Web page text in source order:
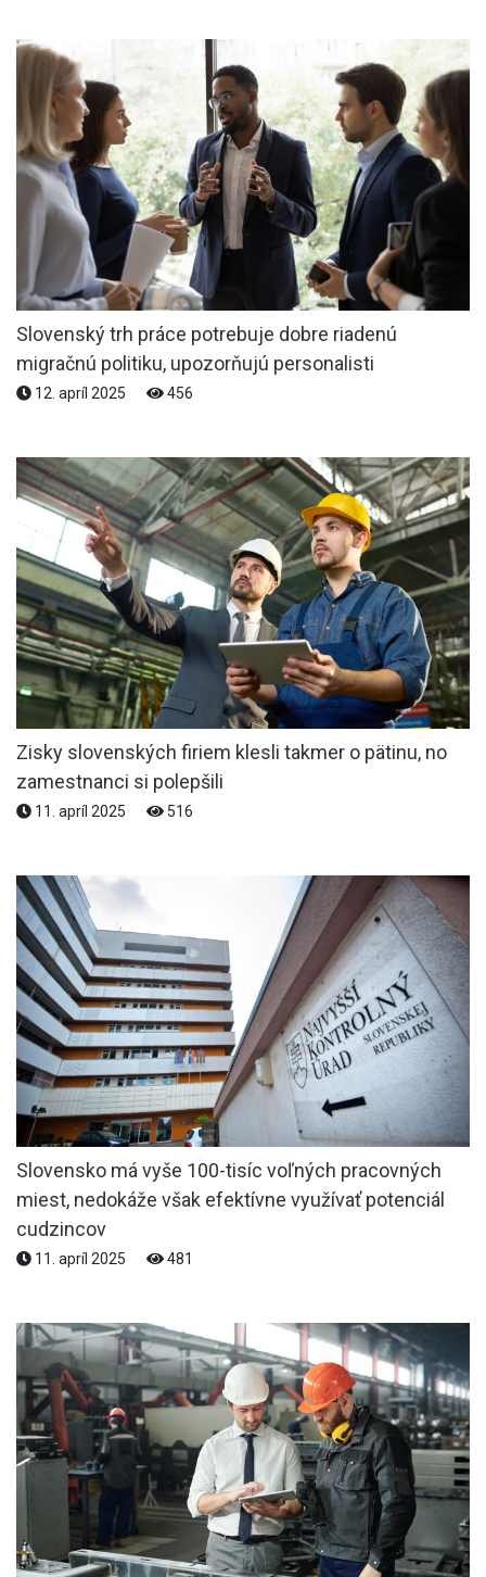
Slovenský trh práce potrebuje dobre riadenú
migračnú politiku, upozorňujú personalisti
12. apríl 2025 456
Zisky slovenských firiem klesli takmer o pätinu, no
zamestnanci si polepšili
11. apríl 2025 516
Slovensko má vyše 100-tisíc voľných pracovných
miest, nedokáže však efektívne využívať potenciál
cudzincov
11. apríl 2025 481